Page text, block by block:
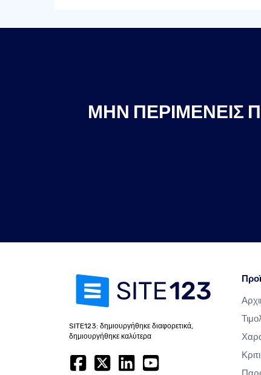
ΜΗΝ ΠΕΡΙΜΈΝΕΙΣ
SITE123: δημιουργήθηκε διαφορετικά,
δημιουργήθηκε καλύτερα